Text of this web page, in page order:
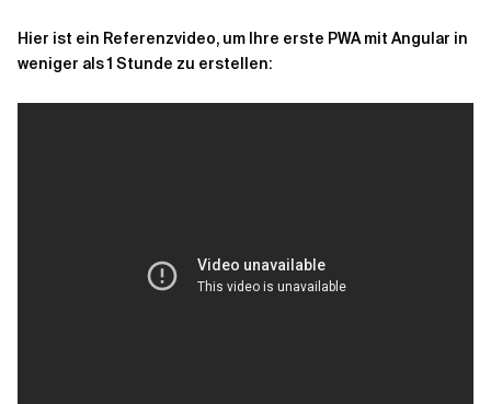
Hier ist ein Referenzvideo, um Ihre erste PWA mit Angular in
weniger als 1 Stunde zu erstellen: